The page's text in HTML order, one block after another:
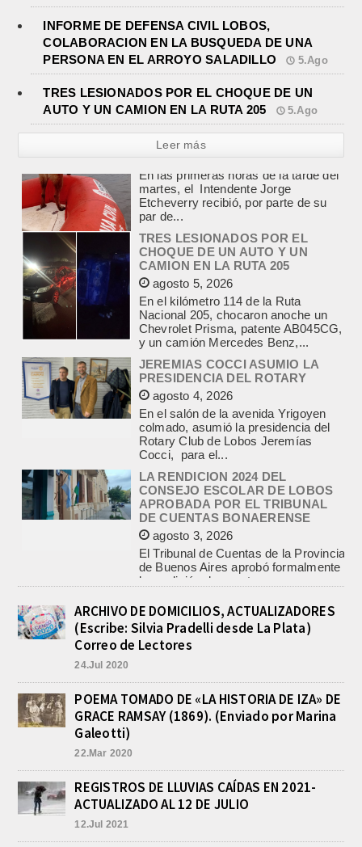
INFORME DE DEFENSA CIVIL LOBOS,
COLABORACION EN LA BUSQUEDA DE UNA
PERSONA EN EL ARROYO SALADILLO
5.Ago
TRES LESIONADOS POR EL CHOQUE DE UN
AUTO Y UN CAMION EN LA RUTA 205
5.Ago
Leer más
TRES LESIONADOS POR EL
CHOQUE DE UN AUTO Y UN
CAMION EN LA RUTA 205
En el kilómetro 114 de la Ruta
Nacional 205, chocaron anoche un
Chevrolet Prisma, patente AB045CG,
y un camión Mercedes Benz,...
JEREMIAS COCCI ASUMIO LA
PRESIDENCIA DEL ROTARY
agosto 4, 2026
En el salón de la avenida Yrigoyen
colmado, asumió la presidencia del
Rotary Club de Lobos Jeremías
Cocci, para el...
LA RENDICION 2024 DEL
CONSEJO ESCOLAR DE LOBOS
APROBADA POR EL TRIBUNAL
DE CUENTAS BONAERENSE
agosto 3, 2026
El Tribunal de Cuentas de la Provincia
de Buenos Aires aprobó formalmente
la rendición de cuentas
correspondiente al Ejercicio 2024,...
PRE-FEDERAL MASCULINO DE
BASQUET EN CADETES:
ATHLETIC JUEGA EL
TRIANGULAR FINAL
agosto 6, 2026
Por el torneo Pre-federal de Básquet,
el equipo de Cadetes de Athletic, logró
se...
INFORME DE DEFENSA CIVIL
LOBOS, COLABORACION EN LA
En las primeras horas de la tarde del
martes, el Intendente Jorge
Etcheverry recibió, por parte de su
ARCHIVO DE DOMICILIOS, ACTUALIZADORES
(Escribe: Silvia Pradelli desde La Plata)
Correo de Lectores
24.Jul 2020
POEMA TOMADO DE «LA HISTORIA DE IZA» DE
GRACE RAMSAY (1869). (Enviado por Marina
Galeotti)
22.Mar 2020
REGISTROS DE LLUVIAS CAÍDAS EN 2021-
ACTUALIZADO AL 12 DE JULIO
12.Jul 2021